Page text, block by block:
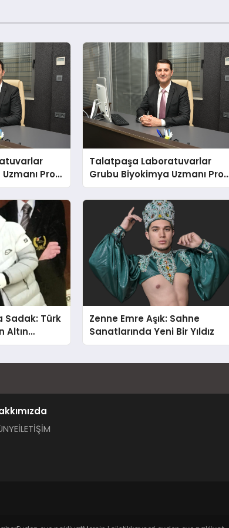
Prof.
Talatpaşa Laboratuvarlar
Grubu Biyokimya Uzmanı
Dr. Ahmet Var
Sadak: Türk
Altın
Zenne Emre Aşık: Sahne
Sanatlarında Yeni Bir Yıldız
İLETİŞİM